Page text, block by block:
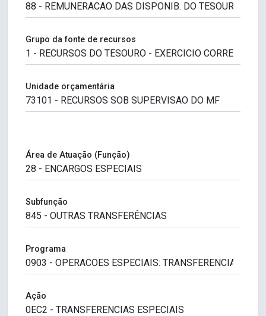
Grupo da fonte de recursos
Unidade orçamentária
Área de Atuação (Função)
Subfunção
Programa
Ação